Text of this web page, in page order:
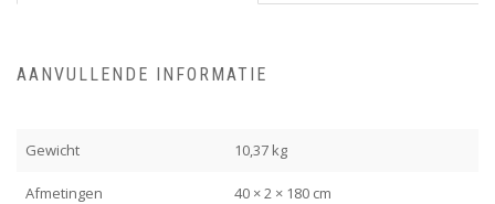
AANVULLENDE INFORMATIE
Gewicht 10,37 kg
Afmetingen 40 × 2 × 180 cm